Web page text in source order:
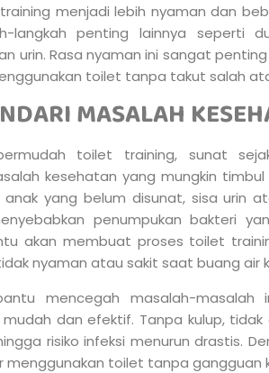
menjadi lebih nyaman dan
langkah penting lainnya seperti
urin. Rasa nyaman ini sangat
toilet tanpa takut salah
MASALAH
toilet training, sunat
kesehatan yang mungkin
anak yang belum disunat, sisa urin
penumpukan bakteri
akan membuat proses toilet
nyaman atau sakit saat buang air
mencegah masalah-masalah
dan efektif. Tanpa kulup,
risiko infeksi menurun drastis.
menggunakan toilet tanpa gangguan